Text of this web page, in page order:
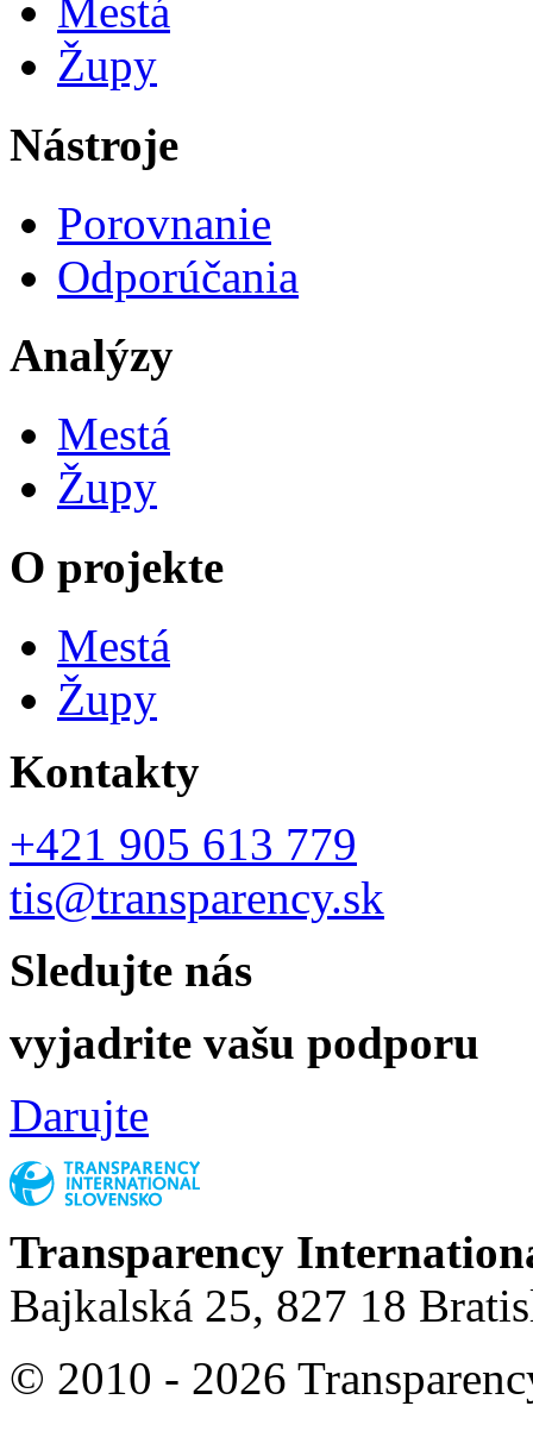
Mestá
Župy
Nástroje
Porovnanie
Odporúčania
Analýzy
Mestá
Župy
O projekte
Mestá
Župy
Kontakty
+421 905 613 779
tis@transparency.sk
Sledujte nás
vyjadrite vašu podporu
Darujte
Transparency
Bajkalská 25, 827 18
© 2010 - 2026